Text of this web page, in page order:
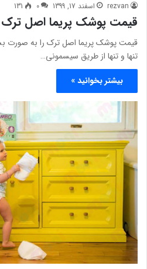
rezvan اسفند 17, 1399 0
131
قیمت پوشک پریما اصل ترک
قیمت پوشک پریما اصل ترک را به صورت
تنها و تنها از طریق سیسمونی…
بیشتر بخوانید »